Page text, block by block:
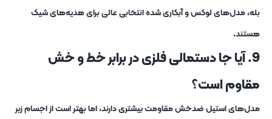
بله، مدل‌های لوکس و آبکاری‌ شده انتخابی عالی برای هدیه‌های شیک
هستند.
9. آیا جا دستمالی فلزی در برابر خط و خش
مقاوم است؟
مدل‌های استیل ضدخش مقاومت بیشتری دارند، اما بهتر است از اجسام زبر